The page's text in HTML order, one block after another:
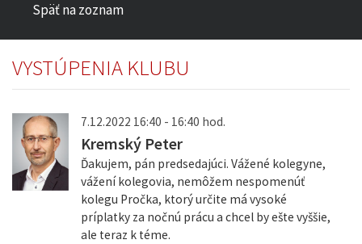
Späť na zoznam
VYSTÚPENIA KLUBU
7.12.2022 16:40 - 16:40 hod.
Kremský Peter
Ďakujem, pán predsedajúci. Vážené kolegyne,
vážení kolegovia, nemôžem nespomenúť
kolegu Pročka, ktorý určite má vysoké
príplatky za nočnú prácu a chcel by ešte vyššie,
ale teraz k téme.